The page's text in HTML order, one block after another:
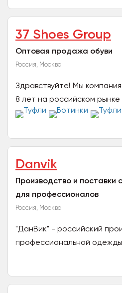
покупателей, торговые...
37 Shoes Group
Оптовая продажа обуви
Россия, Москва
Здравствуйте! Мы
8 лет на российском
оптовую продажу обуви.
Danvik
Производство и поставки
для профессионалов
Россия, Москва
"ДанВик" - российский
профессиональной